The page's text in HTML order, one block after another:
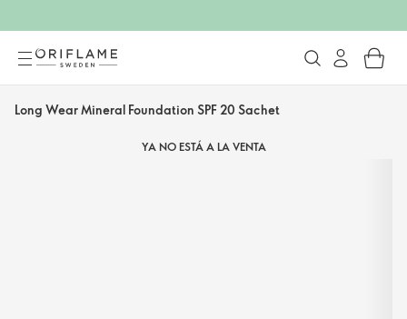
Long Wear Mineral Foundation SPF 20 Sachet
YA NO ESTÁ A LA VENTA